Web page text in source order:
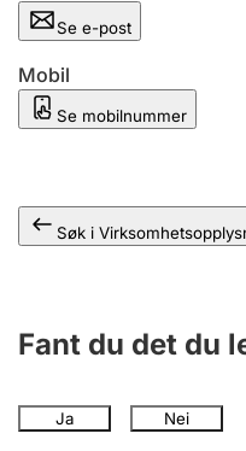
Andre tema
Se e-post
Mobil
Se mobilnummer
Søk i
Fant du det du
Ja Nei